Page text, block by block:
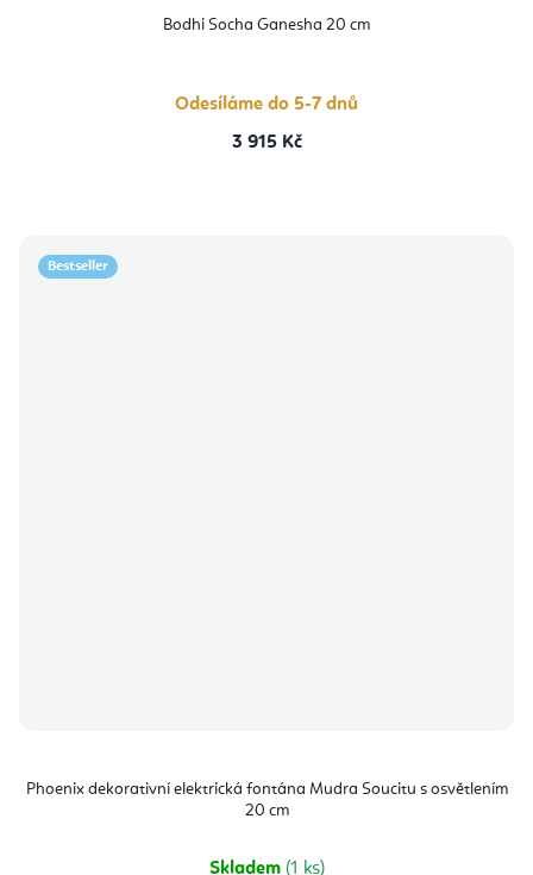
Bodhi Socha Ganesha 20 cm
Odesíláme do 5-7 dnů
3 915 Kč
Bestseller
Phoenix dekorativní elektrická fontána Mudra Soucitu s osvětlením
20 cm
Skladem (1 ks)